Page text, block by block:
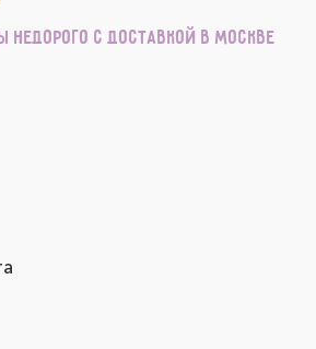
с доставкой в Москве